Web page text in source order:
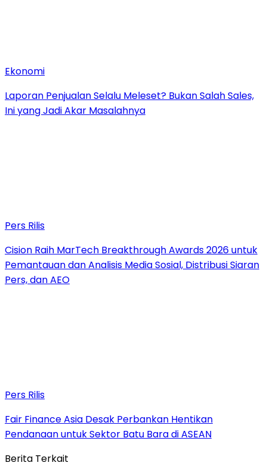
Ekonomi
Laporan Penjualan Selalu Meleset? Bukan Salah Sales,
Ini yang Jadi Akar Masalahnya
Pers Rilis
Cision Raih MarTech Breakthrough Awards 2026 untuk
Pemantauan dan Analisis Media Sosial, Distribusi Siaran
Pers, dan AEO
Pers Rilis
Fair Finance Asia Desak Perbankan Hentikan
Pendanaan untuk Sektor Batu Bara di ASEAN
Berita Terkait